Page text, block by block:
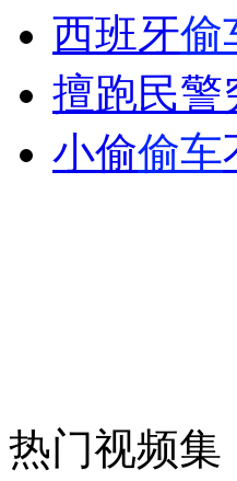
无痛分娩是否安全 医生
外交部：反对强权政治
外交部：有关国家言论
西班牙偷
擅跑民警
小偷偷车
热门视频集